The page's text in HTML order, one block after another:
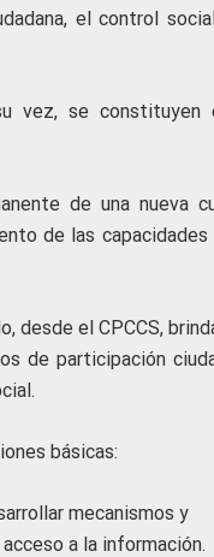
el control
vez, se constituyen
de una nueva
de las capacidades
desde el CPCCS,
de participación
básicas:
mecanismos y
a la información.